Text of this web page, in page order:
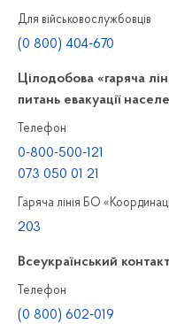
Для військовослужбовців
(0 800) 404-670
Цілодобова «гаряча
питань евакуації
Телефон
0-800-500-121
073 050 01 21
Гаряча лінія БО
203
Всеукраїнський
Телефон
(0 800) 602-019